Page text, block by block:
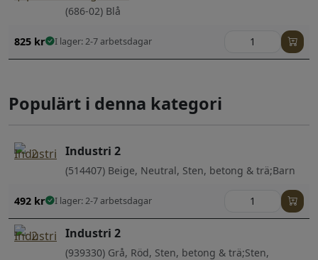
(686-02) Blå
825 kr I lager: 2-7 arbetsdagar
Populärt i denna kategori
Industri 2
(514407) Beige, Neutral, Sten, betong & trä;Barn
492 kr I lager: 2-7 arbetsdagar
Industri 2
(939330) Grå, Röd, Sten, betong & trä;Sten,